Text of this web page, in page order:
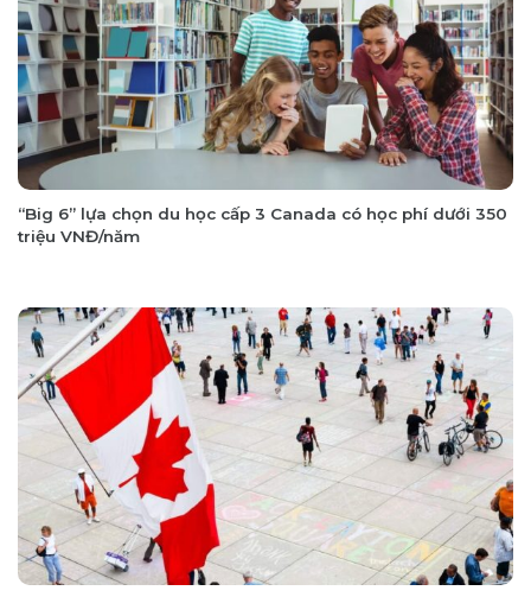
“Big 6” lựa chọn du học cấp 3 Canada có học phí dưới 350
triệu VNĐ/năm